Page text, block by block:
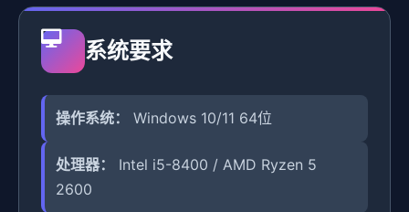
系统要求
操作系统： Windows 10/11 64位
处理器：
Intel i5-8400 / AMD Ryzen 5
2600